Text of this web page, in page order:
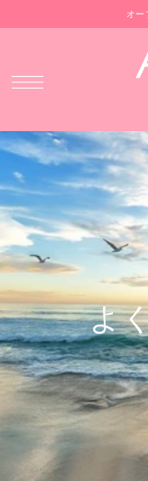
オー
よ